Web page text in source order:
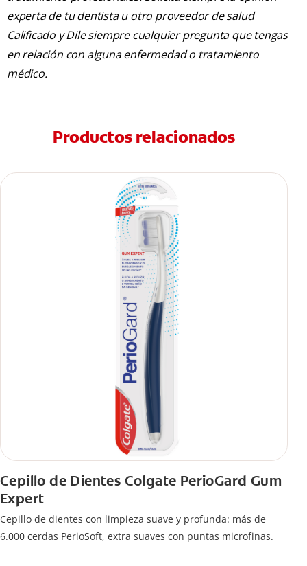
experta de tu dentista u otro proveedor de salud
Calificado y Dile siempre cualquier pregunta que tengas
en relación con alguna enfermedad o tratamiento
médico.
Productos relacionados
Cepillo de Dientes Colgate PerioGard Gum
Expert
Cepillo de dientes con limpieza suave y profunda: más de
6.000 cerdas PerioSoft, extra suaves con puntas microfinas.